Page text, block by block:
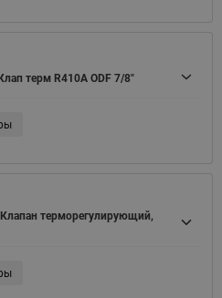
терм R410A ODF 7/8"
терморегулирующий,